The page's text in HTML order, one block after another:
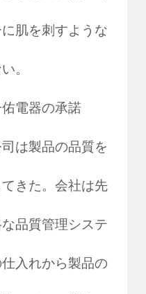
肌を刺すような
。
電器の承諾
は製品の品質を
きた。会社は先
品質管理システ
入れから製品の